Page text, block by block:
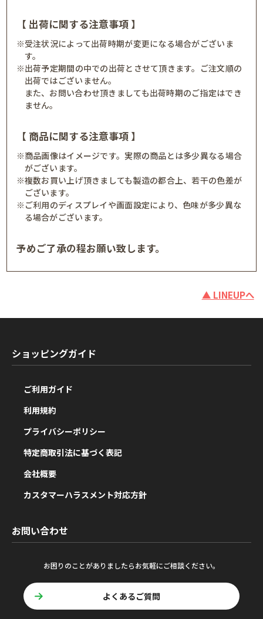
【 出荷に関する注意事項 】
※受注状況によって出荷時期が変更になる場合がございま
す。
※出荷予定期間の中での出荷とさせて頂きます。ご注文順の
出荷ではございません。
また、お問い合わせ頂きましても出荷時期のご指定はでき
ません。
【 商品に関する注意事項 】
※商品画像はイメージです。実際の商品とは多少異なる場合
がございます。
※複数お買い上げ頂きましても製造の都合上、若干の色差が
ございます。
※ご利用のディスプレイや画面設定により、色味が多少異な
る場合がございます。
予めご了承の程お願い致します。
▲ LINEUPへ
ショッピングガイド
ご利用ガイド
利用規約
プライバシーポリシー
特定商取引法に基づく表記
会社概要
カスタマーハラスメント対応方針
お問い合わせ
お困りのことがありましたらお気軽にご相談ください。
よくあるご質問